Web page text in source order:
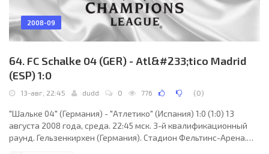
2008-09
64. FC Schalke 04 (GER) - Atl&#233;tico Madrid
(ESP) 1:0
13-авг, 22:45 dudd 0 776 (0)
"Шальке 04" (Германия) - "Атлетико" (Испания) 1:0 (1:0) 13
августа 2008 года, среда. 22:45 мск. 3-й квалификационный
раунд. Гельзенкирхен (Германия). Стадион Фельтинс-Арена.